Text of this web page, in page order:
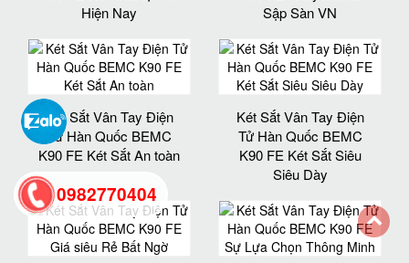
Hiện Nay
Sập Sàn VN
Két Sắt Vân Tay Điện
Tử Hàn Quốc BEMC
K90 FE Két Sắt An toàn
Két Sắt Vân Tay Điện
Tử Hàn Quốc BEMC
K90 FE Két Sắt Siêu
Siêu Dày
0982770404
back